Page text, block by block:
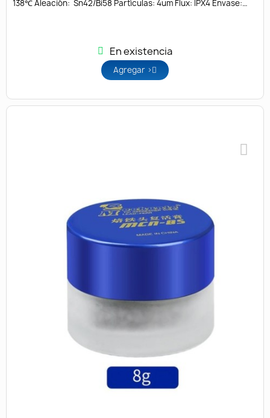
Agregar >
138℃ Aleación: Sn42/Bi58 Partículas: 4um Flux: IPX4 Envase:
En existencia